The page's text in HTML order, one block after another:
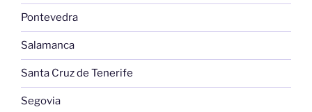
Pontevedra
Salamanca
Santa Cruz de Tenerife
Segovia